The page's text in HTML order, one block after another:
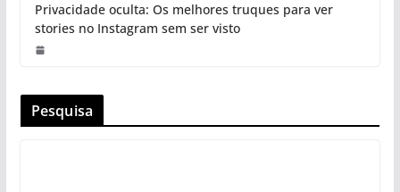
Privacidade oculta: Os melhores truques para ver
stories no Instagram sem ser visto
Pesquisa